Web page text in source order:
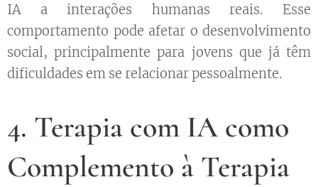
IA a interações humanas reais. Esse
comportamento pode afetar o desenvolvimento
social, principalmente para jovens que já têm
dificuldades em se relacionar pessoalmente.
4. Terapia com IA como
Complemento à Terapia